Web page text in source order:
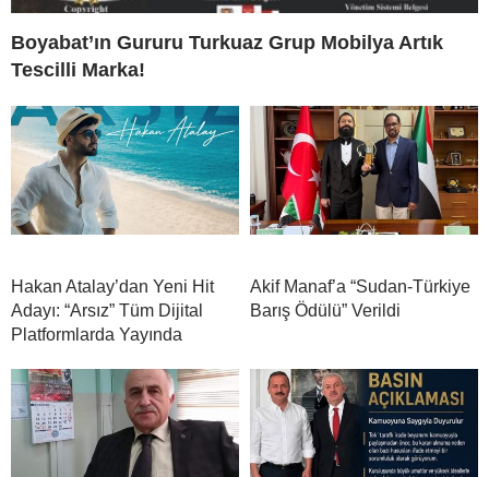
Boyabat’ın Gururu Turkuaz Grup Mobilya Artık
Tescilli Marka!
Hakan Atalay’dan Yeni Hit
Adayı: “Arsız” Tüm Dijital
Platformlarda Yayında
Akif Manaf’a “Sudan-Türkiye
Barış Ödülü” Verildi